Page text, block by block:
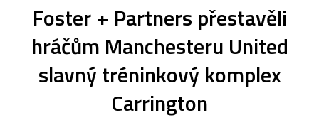
Foster + Partners přestavěli
hráčům Manchesteru United
slavný tréninkový komplex
Carrington